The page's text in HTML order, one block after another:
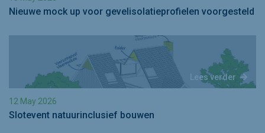
Nieuwe mock up voor gevelisolatieprofielen voorgesteld
Lees verder
12 May 2026
Slotevent natuurinclusief bouwen